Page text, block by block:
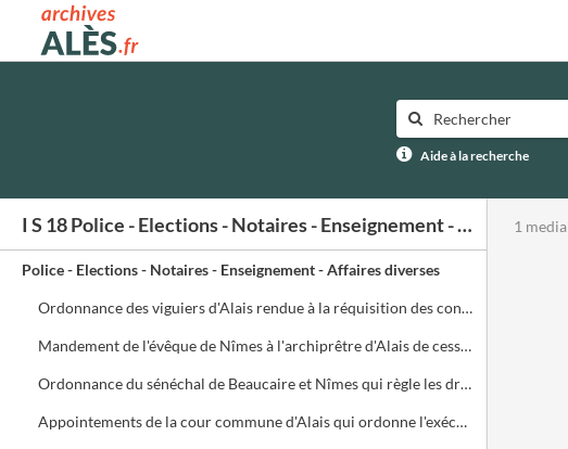
Archives municipales d'Alès
Aide à la recherche
I S 18 Police - Elections - Notaires - Enseignement - Affaires diverses
Police - Elections - Notaires - Enseignement - Affaires diverses
Ordonnance des viguiers d'Alais rendue à la réquisition des consuls concernant la police de la Ville
Mandement de l'évêque de Nîmes à l'archiprêtre d'Alais de cesser la procédure contre les consuls d'Alais qui lui ont donné satisfaction
Ordonnance du sénéchal de Beaucaire et Nîmes qui règle les droits et émoluments des notaires d'Alais
Appointements de la cour commune d'Alais qui ordonne l'exécution de l'ordonnance du sénéchal concernant les droits et émoluments des notaires d'Alais
1 media